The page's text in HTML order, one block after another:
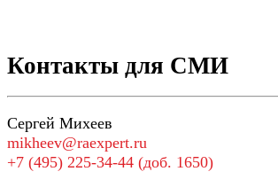
Контакты для СМИ
Сергей Михеев
mikheev@raexpert.ru
+7 (495) 225-34-44 (доб. 1650)